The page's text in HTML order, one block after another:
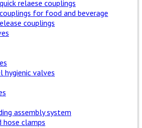
relaese couplings
for food and beverage
couplings
hygienic valves
assembly system
hose clamps